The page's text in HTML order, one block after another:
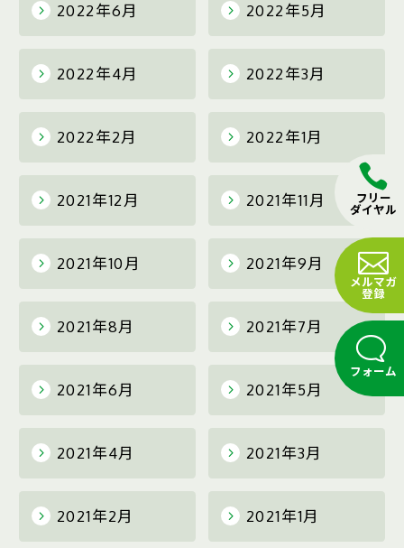
フリー
ダイヤル
メルマガ
登録
フォーム
2022年6月 2022年5月
2022年4月 2022年3月
2022年2月 2022年1月
2021年12月 2021年11月
2021年10月 2021年9月
2021年8月 2021年7月
2021年6月 2021年5月
2021年4月 2021年3月
2021年2月 2021年1月